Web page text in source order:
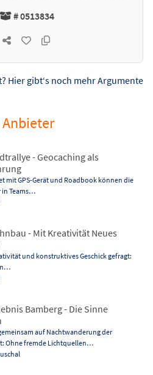
# 0513834
Hier gibt‘s noch mehr Argumente
- Geocaching als
mit GPS-Gerät und Roadbook können die
in Teams…
- Mit Kreativität Neues
und konstruktives Geschick gefragt:
Bamberg - Die Sinne
auf Nachtwanderung der
Ohne fremde Lichtquellen…